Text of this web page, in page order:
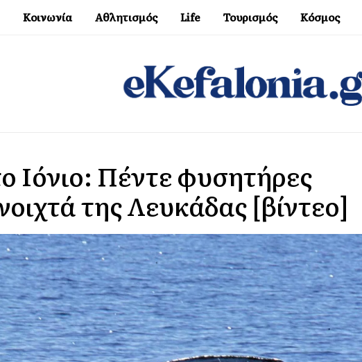
Κοινωνία Αθλητισμός Life Τουρισμός Κόσμος
Ιόνιο: Πέντε φυσητήρες
της Λευκάδας [βίντεο]